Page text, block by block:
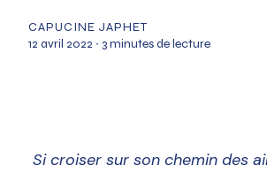
CAPUCINE JAPHET
12 avril 2022 ∙ 3 minutes de lecture
Si croiser sur son chemin des